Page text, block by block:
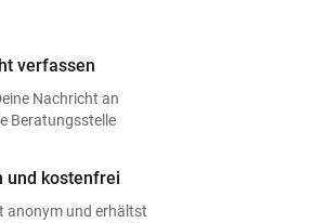
verfassen
Nachricht an
Beratungsstelle
und kostenfrei
anonym und erhältst